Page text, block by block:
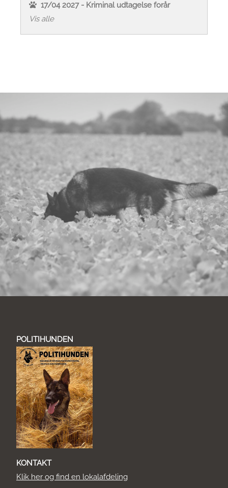
17/04 2027 - Kriminal udtagelse forår
Vis alle
POLITIHUNDEN
KONTAKT
Klik her og find en lokalafdeling